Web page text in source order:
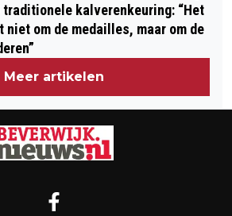
traditionele kalverenkeuring: “Het
niet om de medailles, maar om de
Meer artikelen